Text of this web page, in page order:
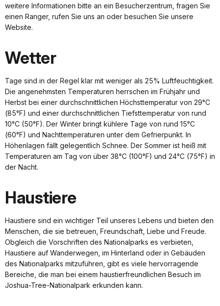
weitere Informationen bitte an ein Besucherzentrum, fragen Sie
einen Ranger, rufen Sie uns an oder besuchen Sie unsere
Website.
Wetter
Tage sind in der Regel klar mit weniger als 25% Luftfeuchtigkeit.
Die angenehmsten Temperaturen herrschen im Frühjahr und
Herbst bei einer durchschnittlichen Höchsttemperatur von 29°C
(85°F) und einer durchschnittlichen Tiefsttemperatur von rund
10°C (50°F). Der Winter bringt kühlere Tage von rund 15°C
(60°F) und Nachttemperaturen unter dem Gefrierpunkt. In
Höhenlagen fällt gelegentlich Schnee. Der Sommer ist heiß mit
Temperaturen am Tag von über 38°C (100°F) und 24°C (75°F) in
der Nacht.
Haustiere
Haustiere sind ein wichtiger Teil unseres Lebens und bieten den
Menschen, die sie betreuen, Freundschaft, Liebe und Freude.
Obgleich die Vorschriften des Nationalparks es verbieten,
Haustiere auf Wanderwegen, im Hinterland oder in Gebäuden
des Nationalparks mitzuführen, gibt es viele hervorragende
Bereiche, die man bei einem haustierfreundlichen Besuch im
Joshua-Tree-Nationalpark erkunden kann.